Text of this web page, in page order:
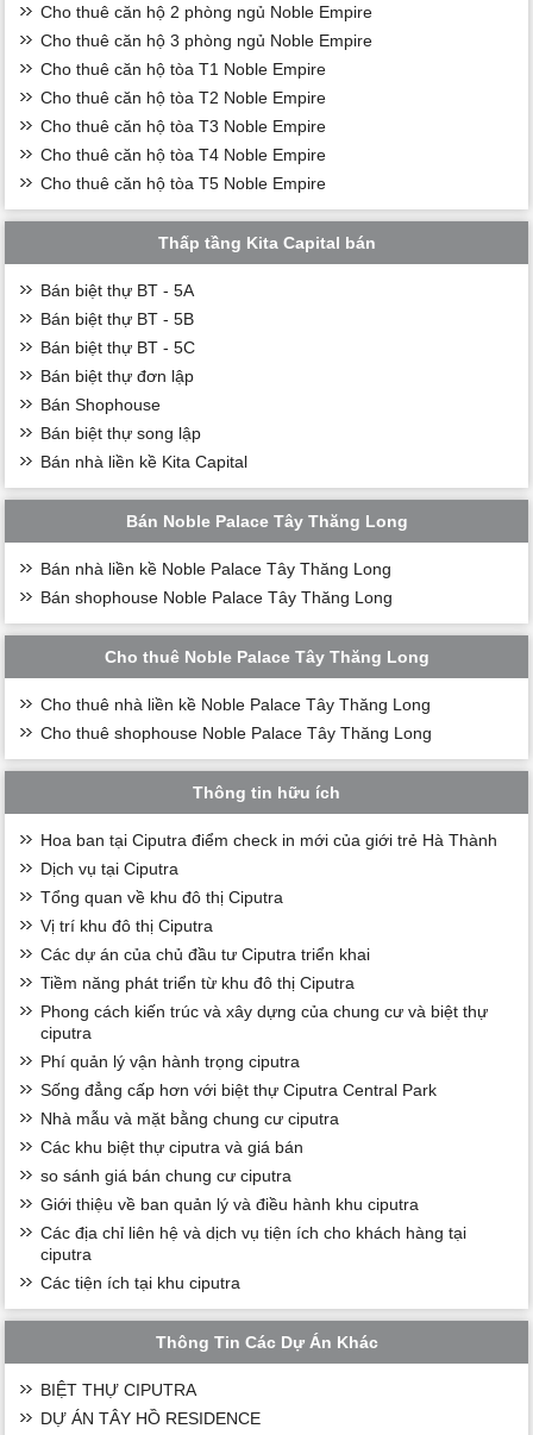
Cho thuê căn hộ 2 phòng ngủ Noble Empire
Cho thuê căn hộ 3 phòng ngủ Noble Empire
Cho thuê căn hộ tòa T1 Noble Empire
Cho thuê căn hộ tòa T2 Noble Empire
Cho thuê căn hộ tòa T3 Noble Empire
Cho thuê căn hộ tòa T4 Noble Empire
Cho thuê căn hộ tòa T5 Noble Empire
Thấp tầng Kita Capital bán
Bán biệt thự BT - 5A
Bán biệt thự BT - 5B
Bán biệt thự BT - 5C
Bán biệt thự đơn lập
Bán Shophouse
Bán biệt thự song lập
Bán nhà liền kề Kita Capital
Bán Noble Palace Tây Thăng Long
Bán nhà liền kề Noble Palace Tây Thăng Long
Bán shophouse Noble Palace Tây Thăng Long
Cho thuê Noble Palace Tây Thăng Long
Cho thuê nhà liền kề Noble Palace Tây Thăng Long
Cho thuê shophouse Noble Palace Tây Thăng Long
Thông tin hữu ích
Hoa ban tại Ciputra điểm check in mới của giới trẻ Hà Thành
Dịch vụ tại Ciputra
Tổng quan về khu đô thị Ciputra
Vị trí khu đô thị Ciputra
Các dự án của chủ đầu tư Ciputra triển khai
Tiềm năng phát triển từ khu đô thị Ciputra
Phong cách kiến trúc và xây dựng của chung cư và biệt thự
ciputra
Phí quản lý vận hành trọng ciputra
Sống đẳng cấp hơn với biệt thự Ciputra Central Park
Nhà mẫu và mặt bằng chung cư ciputra
Các khu biệt thự ciputra và giá bán
so sánh giá bán chung cư ciputra
Giới thiệu về ban quản lý và điều hành khu ciputra
Các địa chỉ liên hệ và dịch vụ tiện ích cho khách hàng tại
ciputra
Các tiện ích tại khu ciputra
Thông Tin Các Dự Án Khác
BIỆT THỰ CIPUTRA
DỰ ÁN TÂY HỒ RESIDENCE